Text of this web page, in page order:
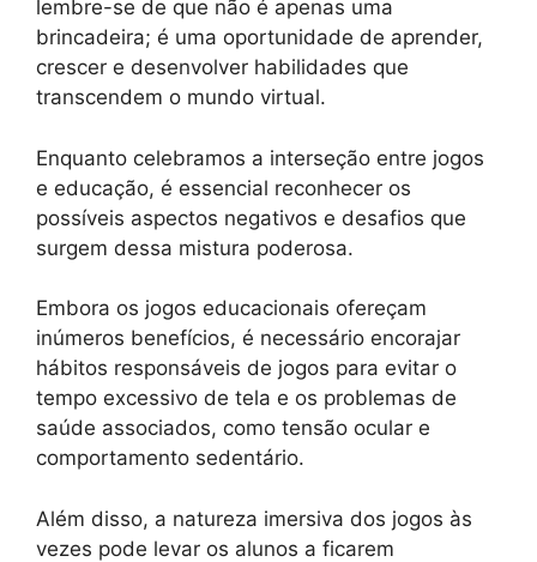
lembre-se de que não é apenas uma
brincadeira; é uma oportunidade de aprender,
crescer e desenvolver habilidades que
transcendem o mundo virtual.
Enquanto celebramos a interseção entre jogos
e educação, é essencial reconhecer os
possíveis aspectos negativos e desafios que
surgem dessa mistura poderosa.
Embora os jogos educacionais ofereçam
inúmeros benefícios, é necessário encorajar
hábitos responsáveis ​​de jogos para evitar o
tempo excessivo de tela e os problemas de
saúde associados, como tensão ocular e
comportamento sedentário.
Além disso, a natureza imersiva dos jogos às
vezes pode levar os alunos a ficarem